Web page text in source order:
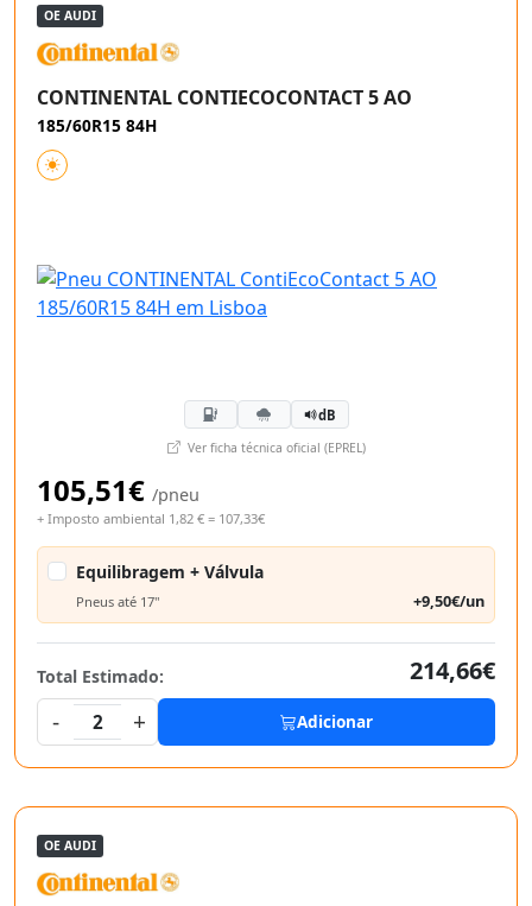
OE AUDI
CONTINENTAL CONTIECOCONTACT 5 AO
185/60R15 84H
dB
Ver ficha técnica oficial (EPREL)
105,51€ /pneu
+ Imposto ambiental 1,82 € = 107,33€
Equilibragem + Válvula
Pneus até 17" +9,50€/un
Total Estimado:
214,66€
-
2 + Adicionar
OE AUDI